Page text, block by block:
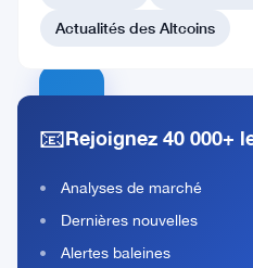
#233 GUSD
#235 Zano
EURCV
Actualités des Altcoins
📧Rejoignez 40 000+
Analyses de marché
Dernières nouvelles
Alertes baleines